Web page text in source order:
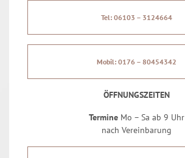
Tel: 06103 – 3124664
Mobil: 0176 – 80454342
ÖFFNUNGSZEITEN
Termine Mo – Sa ab 9 Uhr
nach Vereinbarung